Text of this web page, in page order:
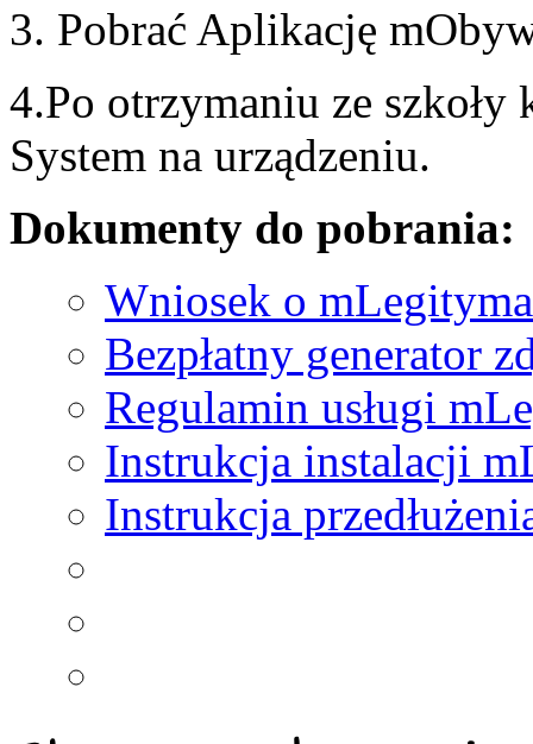
3. Pobrać Aplikację
4.Po otrzymaniu ze
System na urządzeniu.
Dokumenty do pobrania:
Wniosek o
Bezpłatny generator
Regulamin usługi
Instrukcja instalacji
Instrukcja